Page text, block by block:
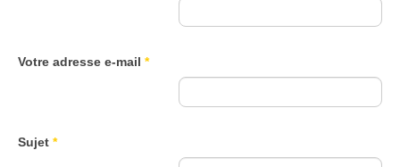
Votre adresse e-mail *
Sujet *